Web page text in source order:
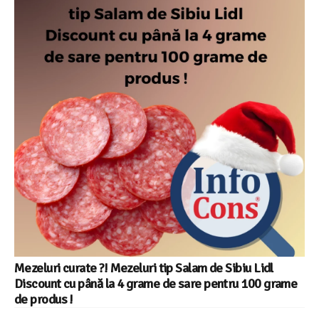
Mezeluri curate ?! Mezeluri tip Salam de Sibiu Lidl
Discount cu până la 4 grame de sare pentru 100 grame
de produs !